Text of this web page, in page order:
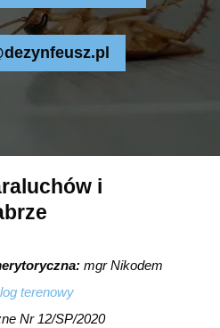
i
mgr Nikodem
terenowy
Nr 12/SP/2020